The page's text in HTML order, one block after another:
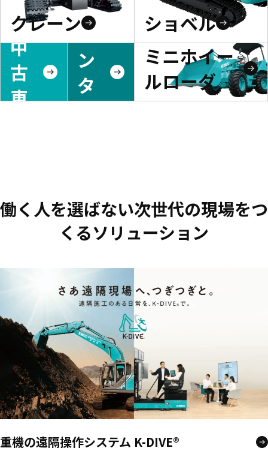
クレーン
ショベル
中
古
車
レ
ン
タ
ル
ミニホイー
ルローダ
働く人を選ばない次世代の現場をつ
くるソリューション
重機の遠隔操作システム K-DIVE®